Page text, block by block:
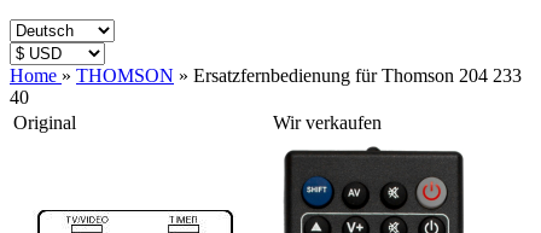
Home » THOMSON » Ersatzfernbedienung für Thomson 204 233
40
Original
Wir verkaufen